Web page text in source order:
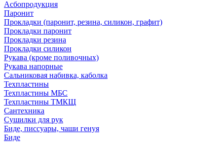
Асбопродукция
Паронит
Прокладки (паронит, резина, силикон, графит)
Прокладки паронит
Прокладки резина
Прокладки силикон
Рукава (кроме поливочных)
Рукава напорные
Сальниковая набивка, каболка
Техпластины
Техпластины МБС
Техпластины ТМКЩ
Сантехника
Сушилки для рук
Биде, писсуары, чаши генуя
Биде